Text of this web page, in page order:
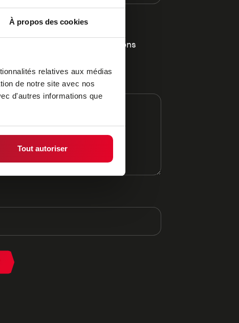
À propos des cookies
relatives aux médias
de notre site avec nos
d'autres informations que
Tout autoriser
directement des informations
de traitement.